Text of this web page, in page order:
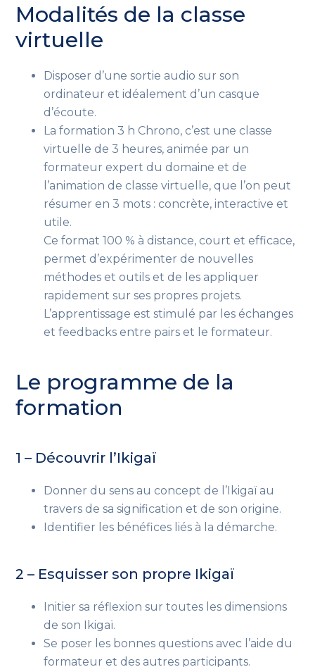
Modalités de la classe
virtuelle
Disposer d’une sortie audio sur son
ordinateur et idéalement d’un casque
d’écoute.
La formation 3 h Chrono, c’est une classe
virtuelle de 3 heures, animée par un
formateur expert du domaine et de
l’animation de classe virtuelle, que l’on peut
résumer en 3 mots : concrète, interactive et
utile.
Ce format 100 % à distance, court et efficace,
permet d’expérimenter de nouvelles
méthodes et outils et de les appliquer
rapidement sur ses propres projets.
L’apprentissage est stimulé par les échanges
et feedbacks entre pairs et le formateur.
Le programme de la
formation
1 – Découvrir l’Ikigaï
Donner du sens au concept de l’Ikigaï au
travers de sa signification et de son origine.
Identifier les bénéfices liés à la démarche.
2 – Esquisser son propre Ikigaï
Initier sa réflexion sur toutes les dimensions
de son Ikigaï.
Se poser les bonnes questions avec l’aide du
formateur et des autres participants.